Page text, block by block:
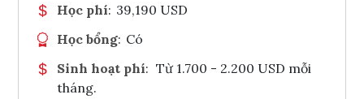
Học phí: 39,190 USD
Học bổng: Có
Sinh hoạt phí: Từ 1.700 - 2.200 USD mỗi
tháng.